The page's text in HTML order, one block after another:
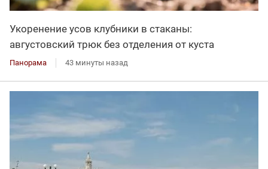
Укоренение усов клубники в стаканы:
августовский трюк без отделения от куста
Панорама 43 минуты назад